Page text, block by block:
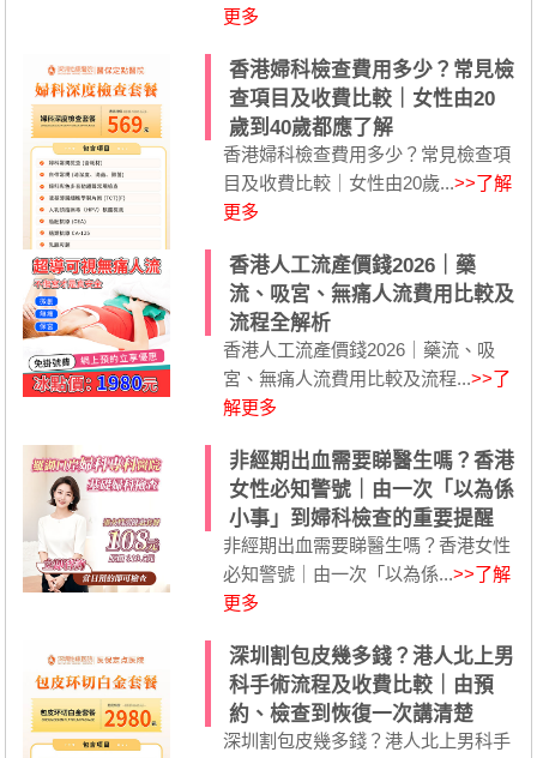
更多
香港婦科檢查費用多少？常見檢
查項目及收費比較｜女性由20
歲到40歲都應了解
香港婦科檢查費用多少？常見檢查項
目及收費比較｜女性由20歲...>>了解
更多
香港人工流產價錢2026｜藥
流、吸宮、無痛人流費用比較及
流程全解析
香港人工流產價錢2026｜藥流、吸
宮、無痛人流費用比較及流程...>>了
解更多
非經期出血需要睇醫生嗎？香港
女性必知警號｜由一次「以為係
小事」到婦科檢查的重要提醒
非經期出血需要睇醫生嗎？香港女性
必知警號｜由一次「以為係...>>了解
更多
深圳割包皮幾多錢？港人北上男
科手術流程及收費比較｜由預
約、檢查到恢復一次講清楚
深圳割包皮幾多錢？港人北上男科手